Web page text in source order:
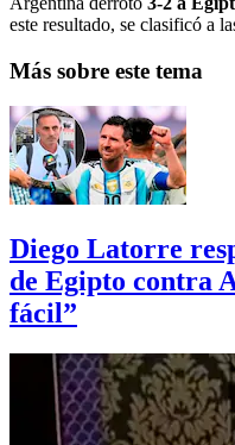
este resultado, se clasificó a
Más sobre este tema
Diego Latorre
de Egipto contra
fácil”